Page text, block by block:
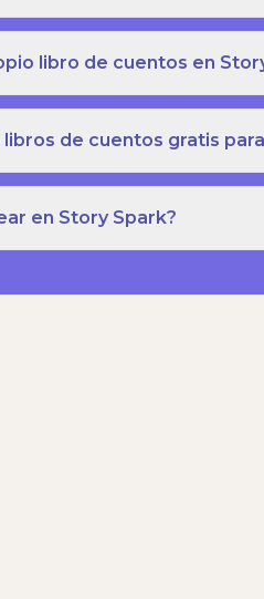
libro de cuentos en
de cuentos gratis
en Story Spark?